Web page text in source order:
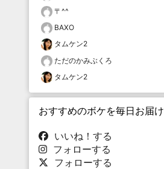
〒^^
BAXO
タムケン2
ただのかみぶくろ
タムケン2
おすすめのボケを毎日お届け
いいね！する
フォローする
フォローする